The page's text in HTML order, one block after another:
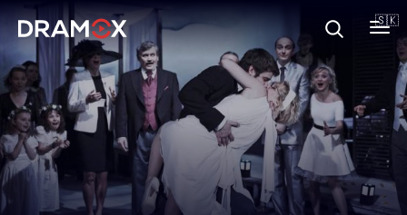
🇸🇰
Darčekové poukazy
Zaregistrujte sa